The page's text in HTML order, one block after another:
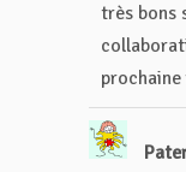
très bons